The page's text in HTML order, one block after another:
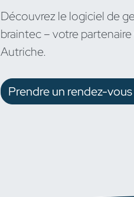
Découvrez le logiciel de
braintec – votre
Autriche.
Prendre un rendez-